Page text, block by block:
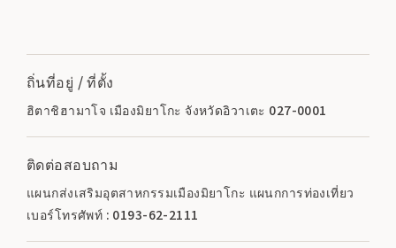
ถิ่นที่อยู่ / ที่ตั้ง
ฮิตาชิฮามาโจ เมืองมิยาโกะ จังหวัดอิวาเตะ 027-0001
ติดต่อสอบถาม
แผนกส่งเสริมอุตสาหกรรมเมืองมิยาโกะ แผนกการท่องเที่ยว
เบอร์โทรศัพท์ : 0193-62-2111